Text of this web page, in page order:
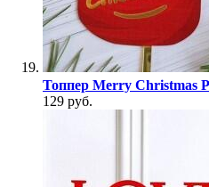
Топпер Merry Christmas
129 руб.